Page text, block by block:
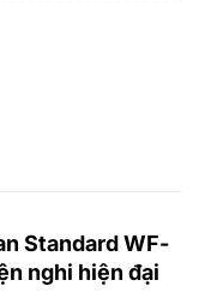
Standard WF-
nghi hiện đại